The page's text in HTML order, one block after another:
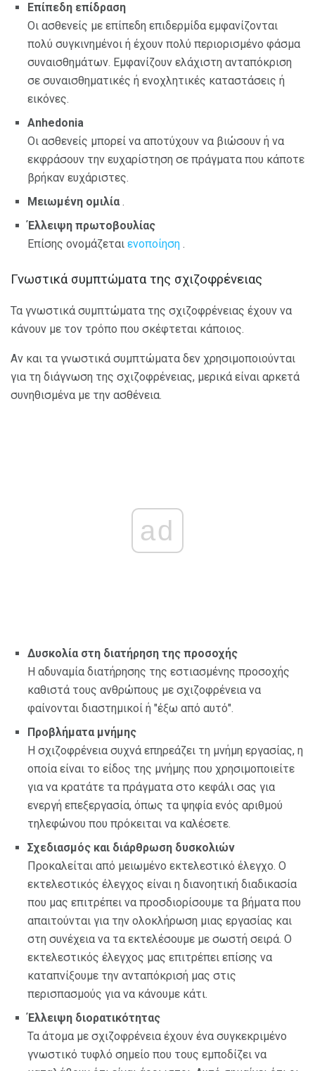
Επίπεδη επίδραση
Οι ασθενείς με επίπεδη επιδερμίδα εμφανίζονται
πολύ συγκινημένοι ή έχουν πολύ περιορισμένο φάσμα
συναισθημάτων. Εμφανίζουν ελάχιστη ανταπόκριση
σε συναισθηματικές ή ενοχλητικές καταστάσεις ή
εικόνες.
Anhedonia
Οι ασθενείς μπορεί να αποτύχουν να βιώσουν ή να
εκφράσουν την ευχαρίστηση σε πράγματα που κάποτε
βρήκαν ευχάριστες.
Μειωμένη ομιλία .
Έλλειψη πρωτοβουλίας
Επίσης ονομάζεται ενοποίηση .
Γνωστικά συμπτώματα της σχιζοφρένειας
Τα γνωστικά συμπτώματα της σχιζοφρένειας έχουν να
κάνουν με τον τρόπο που σκέφτεται κάποιος.
Αν και τα γνωστικά συμπτώματα δεν χρησιμοποιούνται
για τη διάγνωση της σχιζοφρένειας, μερικά είναι αρκετά
συνηθισμένα με την ασθένεια.
ad
Δυσκολία στη διατήρηση της προσοχής
Η αδυναμία διατήρησης της εστιασμένης προσοχής
καθιστά τους ανθρώπους με σχιζοφρένεια να
φαίνονται διαστημικοί ή "έξω από αυτό".
Προβλήματα μνήμης
Η σχιζοφρένεια συχνά επηρεάζει τη μνήμη εργασίας, η
οποία είναι το είδος της μνήμης που χρησιμοποιείτε
για να κρατάτε τα πράγματα στο κεφάλι σας για
ενεργή επεξεργασία, όπως τα ψηφία ενός αριθμού
τηλεφώνου που πρόκειται να καλέσετε.
Σχεδιασμός και διάρθρωση δυσκολιών
Προκαλείται από μειωμένο εκτελεστικό έλεγχο. Ο
εκτελεστικός έλεγχος είναι η διανοητική διαδικασία
που μας επιτρέπει να προσδιορίσουμε τα βήματα που
απαιτούνται για την ολοκλήρωση μιας εργασίας και
στη συνέχεια να τα εκτελέσουμε με σωστή σειρά. Ο
εκτελεστικός έλεγχος μας επιτρέπει επίσης να
καταπνίξουμε την ανταπόκρισή μας στις
περισπασμούς για να κάνουμε κάτι.
Έλλειψη διορατικότητας
Τα άτομα με σχιζοφρένεια έχουν ένα συγκεκριμένο
γνωστικό τυφλό σημείο που τους εμποδίζει να